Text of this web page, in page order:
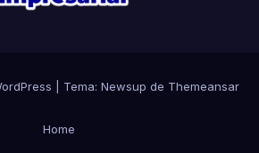
Tema: Newsup de Themeansar
Home